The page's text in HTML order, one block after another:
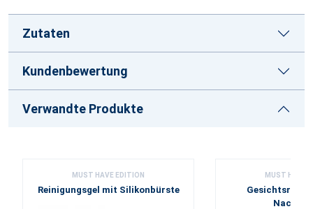
Zutaten
Kundenbewertung
Verwandte Produkte
MUST HAVE EDITION
Reinigungsgel mit Silikonbürste
MUST HAVE